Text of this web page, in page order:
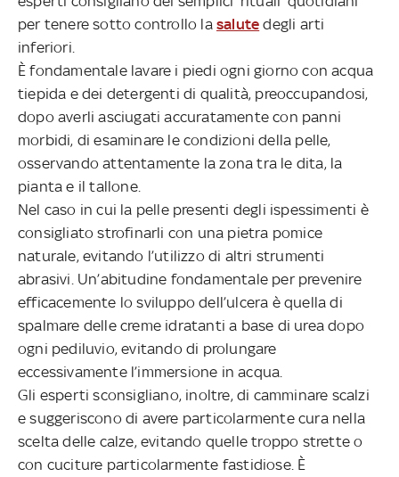
per tenere sotto controllo la salute degli arti
inferiori.
È fondamentale lavare i piedi ogni giorno con acqua
tiepida e dei detergenti di qualità, preoccupandosi,
dopo averli asciugati accuratamente con panni
morbidi, di esaminare le condizioni della pelle,
osservando attentamente la zona tra le dita, la
pianta e il tallone.
Nel caso in cui la pelle presenti degli ispessimenti è
consigliato strofinarli con una pietra pomice
naturale, evitando l’utilizzo di altri strumenti
abrasivi. Un’abitudine fondamentale per prevenire
efficacemente lo sviluppo dell’ulcera è quella di
spalmare delle creme idratanti a base di urea dopo
ogni pediluvio, evitando di prolungare
eccessivamente l’immersione in acqua.
Gli esperti sconsigliano, inoltre, di camminare scalzi
e suggeriscono di avere particolarmente cura nella
scelta delle calze, evitando quelle troppo strette o
con cuciture particolarmente fastidiose. È